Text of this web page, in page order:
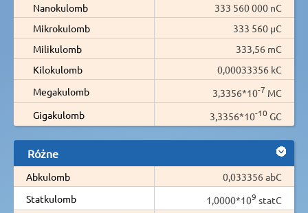
Nanokulomb
333 560 000 nC
Mikrokulomb
333 560 µC
Milikulomb
333,56 mC
Kilokulomb
0,00033356 kC
Megakulomb
3,3356*10-7 MC
Gigakulomb
3,3356*10-10 GC
Różne
Abkulomb
0,033356 abC
Statkulomb
1,0000*109 statC